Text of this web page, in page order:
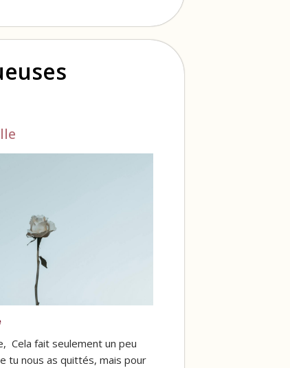
Cela fait seulement un peu
tu nous as quittés, mais pour